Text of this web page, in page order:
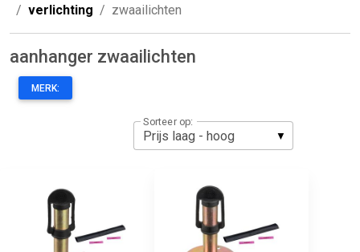
verlichting
zwaailichten
aanhanger zwaailichten
MERK:
Sorteer op: